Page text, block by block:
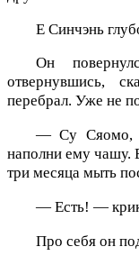
Е Синчэнь
Он
отвернувшись,
перебрал. Уже не
— Су Сяомо,
наполни ему чашу.
три месяца мыть
— Есть! —
Про себя он